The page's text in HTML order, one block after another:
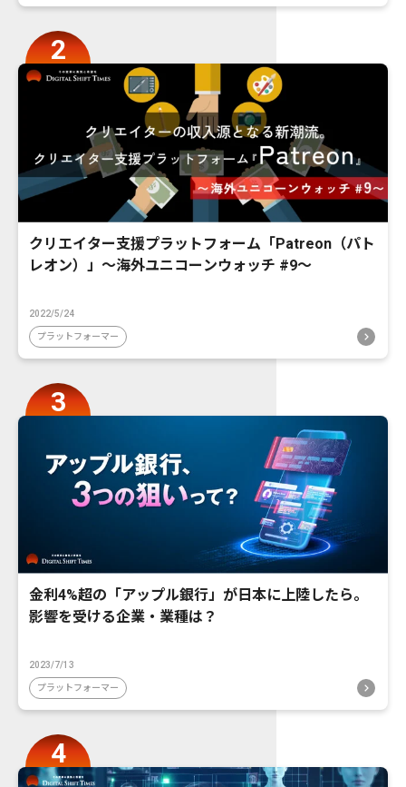
クリエイター支援プラットフォーム「Patreon（パト
レオン）」〜海外ユニコーンウォッチ #9〜
2022/5/24
プラットフォーマー
金利4%超の「アップル銀行」が日本に上陸したら。
影響を受ける企業・業種は？
2023/7/13
プラットフォーマー